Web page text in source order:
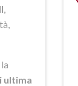
ultima